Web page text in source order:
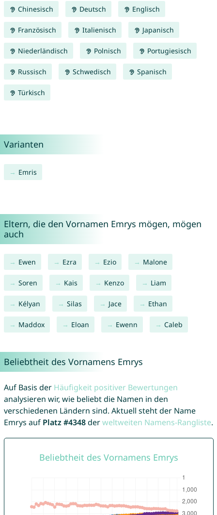
Chinesisch Deutsch Englisch
Französisch Italienisch Japanisch
Niederländisch Polnisch Portugiesisch
Russisch Schwedisch Spanisch
Türkisch
Varianten
Emris
Eltern, die den Vornamen Emrys mögen, mögen
auch
Ewen Ezra Ezio Malone
Soren Kais Kenzo Liam
Kélyan Silas Jace Ethan
Maddox Eloan Ewenn Caleb
Beliebtheit des Vornamens Emrys
Auf Basis der Häufigkeit positiver Bewertungen
analysieren wir, wie beliebt die Namen in den
verschiedenen Ländern sind. Aktuell steht der Name
Emrys auf Platz #4348derweltweiten Namens-Rangliste.